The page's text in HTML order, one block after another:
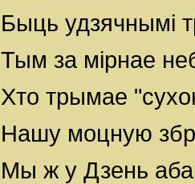
Быць удзячнымі
Тым за мірнае
Хто трымае
Нашу моцную
Мы ж у Дзень